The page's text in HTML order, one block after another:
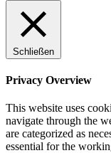
Schließen
Privacy Overview
This website uses
navigate through the
are categorized as
essential for the